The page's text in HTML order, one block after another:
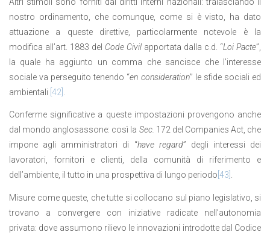
nostro ordinamento, che comunque, come si è visto, ha dato
attuazione a queste direttive, particolarmente notevole è la
modifica all’art. 1883 del Code Civil apportata dalla c.d. “Loi Pacte”,
la quale ha aggiunto un comma che sancisce che l’interesse
sociale va perseguito tenendo “en consideration” le sfide sociali ed
ambientali [42]
Conferme significative a queste impostazioni provengono anche
dal mondo anglosassone: così la Sec. 172 del Companies Act, che
impone agli amministratori di “have regard” degli interessi dei
lavoratori, fornitori e clienti, della comunità di riferimento e
dell’ambiente, il tutto in una prospettiva di lungo periodo [43] .
Misure come queste, che tutte si collocano sul piano legislativo, si
trovano a convergere con iniziative radicate nell’autonomia
privata: dove assumono rilievo le innovazioni introdotte dal Codice